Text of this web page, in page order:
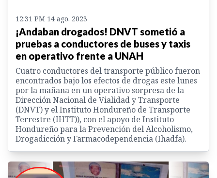
12:31 PM 14 ago. 2023
¡Andaban drogados! DNVT sometió a
pruebas a conductores de buses y taxis
en operativo frente a UNAH
Cuatro conductores del transporte público fueron
encontrados bajo los efectos de drogas este lunes
por la mañana en un operativo sorpresa de la
Dirección Nacional de Vialidad y Transporte
(DNVT) y el Instituto Hondureño de Transporte
Terrestre (IHTT)), con el apoyo de Instituto
Hondureño para la Prevención del Alcoholismo,
Drogadicción y Farmacodependencia (Ihadfa).